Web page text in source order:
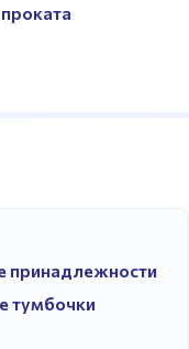
принадлежности
тумбочки